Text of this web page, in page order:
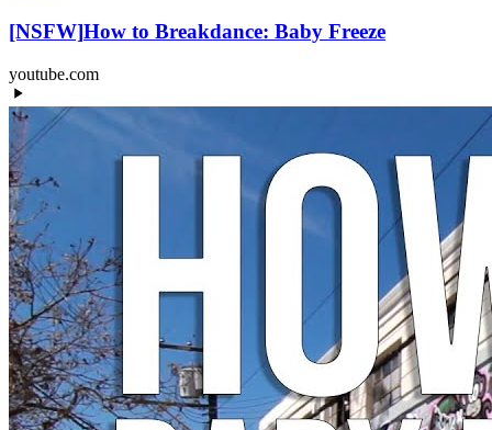
[NSFW]How to Breakdance: Baby Freeze
youtube.com